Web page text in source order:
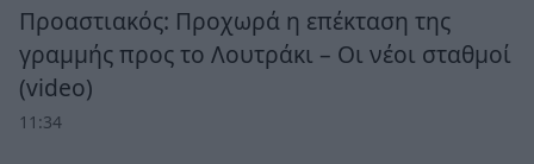
Προαστιακός: Προχωρά η επέκταση της
γραμμής προς το Λουτράκι – Οι νέοι σταθμοί
(video)
11:34